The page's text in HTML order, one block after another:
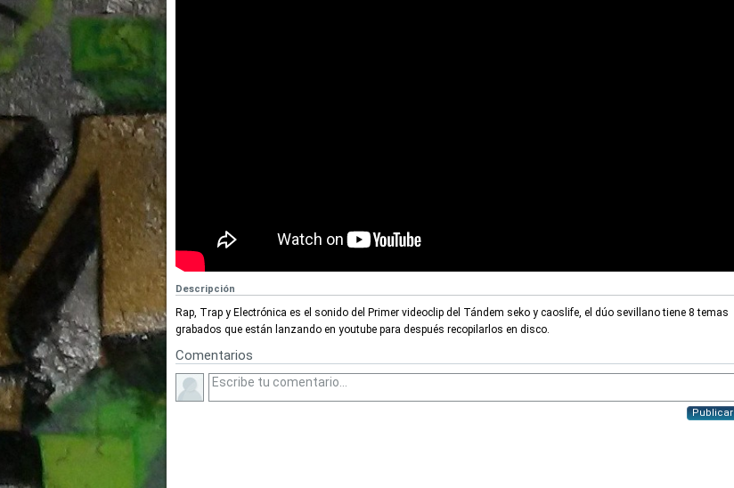
Descripción
Rap, Trap y Electrónica es el sonido del Primer videoclip del Tándem seko y caoslife, el dúo sevillano tiene 8 temas
grabados que están lanzando en youtube para después recopilarlos en disco.
Comentarios
Publicar